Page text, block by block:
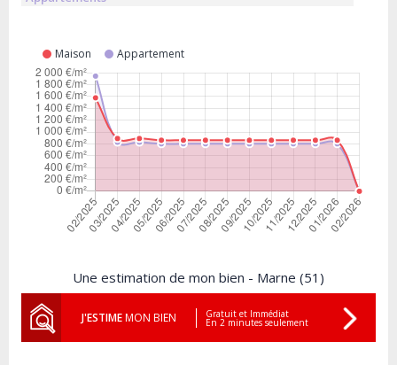
Maison Appartement
Une estimation de mon bien - Marne (51)
J'ESTIMEMON BIEN Gratuit et Immédiat
En 2 minutes seulement